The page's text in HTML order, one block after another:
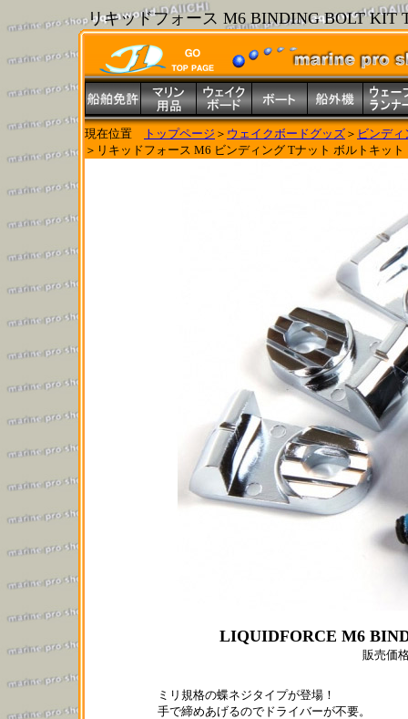
リキッドフォース M6 BINDING BOLT
現在位置 トップページ ＞ ウェイクボードグッズ ＞ ビンデ
＞リキッドフォース M6 ビンディング Tナット ボルトキット
LIQUIDFORCE M6
販売価
ミリ規格の蝶ネジタイプが登場！
手で締めあげるのでドライバーが不要。